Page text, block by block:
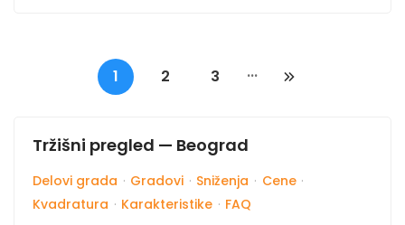
1 2 3 ...
Tržišni pregled — Beograd
Delovi grada · Gradovi · Sniženja · Cene ·
Kvadratura · Karakteristike · FAQ